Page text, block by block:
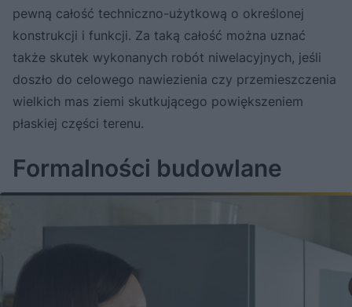
pewną całość techniczno-użytkową o określonej
konstrukcji i funkcji. Za taką całość można uznać
także skutek wykonanych robót niwelacyjnych, jeśli
doszło do celowego nawiezienia czy przemieszczenia
wielkich mas ziemi skutkującego powiększeniem
płaskiej części terenu.
Formalności budowlane